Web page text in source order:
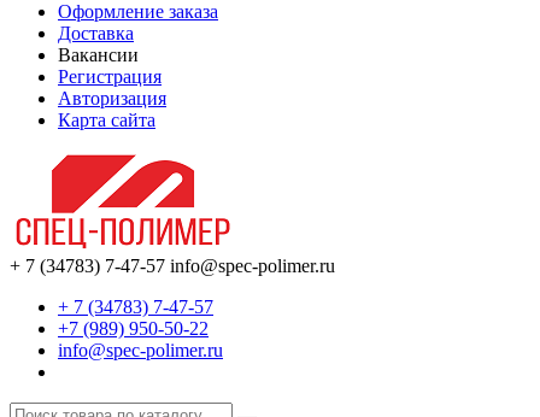
Оформление заказа
Доставка
Вакансии
Регистрация
Авторизация
Карта сайта
+ 7 (34783) 7-47-57 info@spec-polimer.ru
+ 7 (34783) 7-47-57
+7 (989) 950-50-22
info@spec-polimer.ru